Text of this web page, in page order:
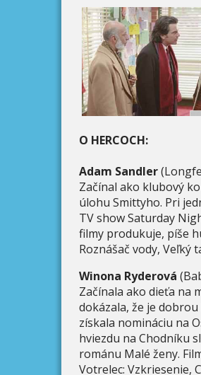
O HERCOCH:
Adam Sandler
Začínal ako klubový
úlohu Smittyho. Pri
TV show Saturday
filmy produkuje, píše
Roznášač vody, Veľký
Winona Ryderová
Začínala ako dieťa na
dokázala, že je
získala nomináciu na
hviezdu na Chodníku
románu Malé ženy.
Votrelec: Vzkriesenie,